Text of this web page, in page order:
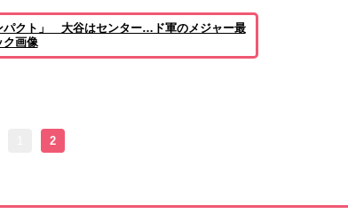
パクト」 大谷はセンター…ド軍のメジャー最
ク画像
2